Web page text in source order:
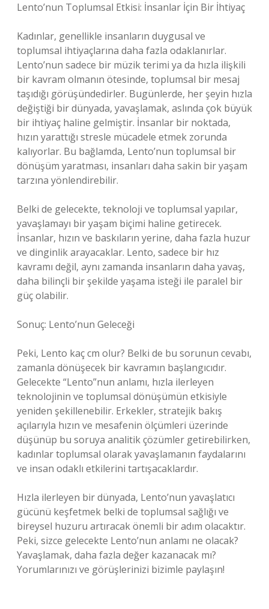
Lento’nun Toplumsal Etkisi: İnsanlar İçin Bir İhtiyaç
Kadınlar, genellikle insanların duygusal ve
toplumsal ihtiyaçlarına daha fazla odaklanırlar.
Lento’nun sadece bir müzik terimi ya da hızla ilişkili
bir kavram olmanın ötesinde, toplumsal bir mesaj
taşıdığı görüşündedirler. Bugünlerde, her şeyin hızla
değiştiği bir dünyada, yavaşlamak, aslında çok büyük
bir ihtiyaç haline gelmiştir. İnsanlar bir noktada,
hızın yarattığı stresle mücadele etmek zorunda
kalıyorlar. Bu bağlamda, Lento’nun toplumsal bir
dönüşüm yaratması, insanları daha sakin bir yaşam
tarzına yönlendirebilir.
Belki de gelecekte, teknoloji ve toplumsal yapılar,
yavaşlamayı bir yaşam biçimi haline getirecek.
İnsanlar, hızın ve baskıların yerine, daha fazla huzur
ve dinginlik arayacaklar. Lento, sadece bir hız
kavramı değil, aynı zamanda insanların daha yavaş,
daha bilinçli bir şekilde yaşama isteği ile paralel bir
güç olabilir.
Sonuç: Lento’nun Geleceği
Peki, Lento kaç cm olur? Belki de bu sorunun cevabı,
zamanla dönüşecek bir kavramın başlangıcıdır.
Gelecekte “Lento”nun anlamı, hızla ilerleyen
teknolojinin ve toplumsal dönüşümün etkisiyle
yeniden şekillenebilir. Erkekler, stratejik bakış
açılarıyla hızın ve mesafenin ölçümleri üzerinde
düşünüp bu soruya analitik çözümler getirebilirken,
kadınlar toplumsal olarak yavaşlamanın faydalarını
ve insan odaklı etkilerini tartışacaklardır.
Hızla ilerleyen bir dünyada, Lento’nun yavaşlatıcı
gücünü keşfetmek belki de toplumsal sağlığı ve
bireysel huzuru artıracak önemli bir adım olacaktır.
Peki, sizce gelecekte Lento’nun anlamı ne olacak?
Yavaşlamak, daha fazla değer kazanacak mı?
Yorumlarınızı ve görüşlerinizi bizimle paylaşın!